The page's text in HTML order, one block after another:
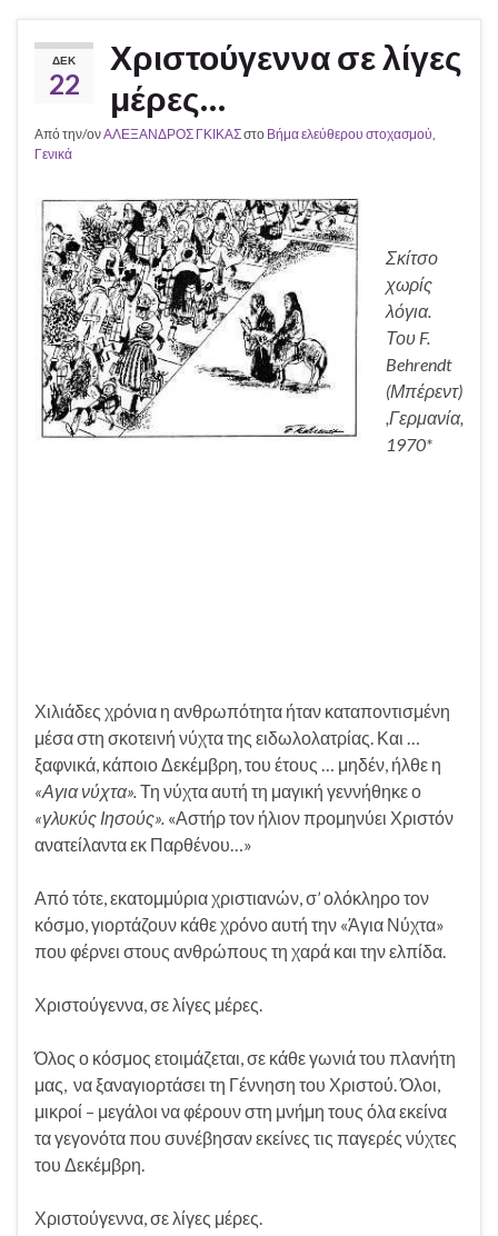
ΔΕΚ
22
Χριστούγεννα σε λίγες
μέρες…
Από την/ονΑΛΕΞΑΝΔΡΟΣ ΓΚΙΚΑΣστο Βήμα ελεύθερου στοχασμού,
Γενικά
Σκίτσο
χωρίς
λόγια.
Του F.
Behrendt
(Μπέρεντ)
,Γερμανία,
1970*
Χιλιάδες χρόνια η ανθρωπότητα ήταν καταποντισμένη
μέσα στη σκοτεινή νύχτα της ειδωλολατρίας. Και …
ξαφνικά, κάποιο Δεκέμβρη, του έτους … μηδέν, ήλθε η
«Αγια νύχτα».Τη νύχτα αυτή τη μαγική γεννήθηκε ο
«γλυκύς Ιησούς». «Αστήρ τον ήλιον προμηνύει Χριστόν
ανατείλαντα εκ Παρθένου…»
Από τότε, εκατομμύρια χριστιανών, σ’ ολόκληρο τον
κόσμο, γιορτάζουν κάθε χρόνο αυτή την «Άγια Νύχτα»
που φέρνει στους ανθρώπους τη χαρά και την ελπίδα.
Χριστούγεννα, σε λίγες μέρες.
Όλος ο κόσμος ετοιμάζεται, σε κάθε γωνιά του πλανήτη
μας, να ξαναγιορτάσει τη Γέννηση του Χριστού. Όλοι,
μικροί – μεγάλοι να φέρουν στη μνήμη τους όλα εκείνα
τα γεγονότα που συνέβησαν εκείνες τις παγερές νύχτες
του Δεκέμβρη.
Χριστούγεννα, σε λίγες μέρες.